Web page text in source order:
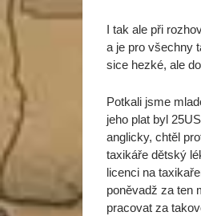
I tak ale při
a je pro všechny
sice hezké, ale
Potkali jsme
jeho plat byl
anglicky, chtěl
taxikáře dětský
licenci na
poněvadž za ten
pracovat za